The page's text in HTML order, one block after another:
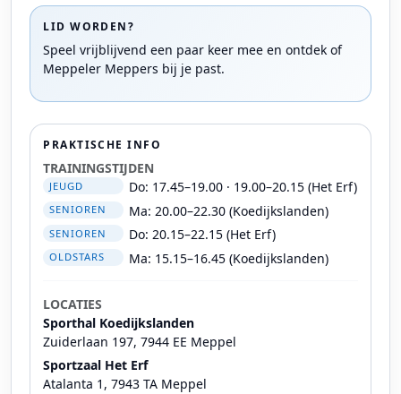
LID WORDEN?
Speel vrijblijvend een paar keer mee en ontdek of
Meppeler Meppers bij je past.
PRAKTISCHE INFO
TRAININGSTIJDEN
JEUGD Do: 17.45–19.00 · 19.00–20.15 (Het Erf)
SENIOREN Ma: 20.00–22.30 (Koedijkslanden)
SENIOREN Do: 20.15–22.15 (Het Erf)
OLDSTARS Ma: 15.15–16.45 (Koedijkslanden)
LOCATIES
Sporthal Koedijkslanden
Zuiderlaan 197, 7944 EE Meppel
Sportzaal Het Erf
Atalanta 1, 7943 TA Meppel